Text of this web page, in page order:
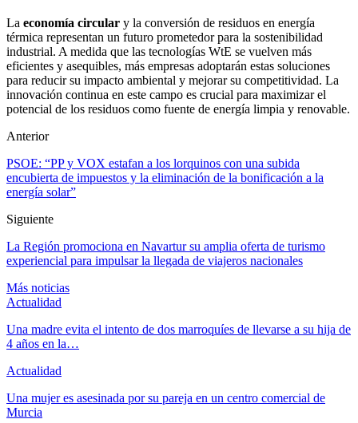
La economía circular y la conversión de residuos en energía
térmica representan un futuro prometedor para la sostenibilidad
industrial. A medida que las tecnologías WtE se vuelven más
eficientes y asequibles, más empresas adoptarán estas soluciones
para reducir su impacto ambiental y mejorar su competitividad. La
innovación continua en este campo es crucial para maximizar el
potencial de los residuos como fuente de energía limpia y renovable.
Anterior
PSOE: “PP y VOX estafan a los lorquinos con una subida
encubierta de impuestos y la eliminación de la bonificación a la
energía solar”
Siguiente
La Región promociona en Navartur su amplia oferta de turismo
experiencial para impulsar la llegada de viajeros nacionales
Más noticias
Actualidad
Una madre evita el intento de dos marroquíes de llevarse a su hija de
4 años en la…
Actualidad
Una mujer es asesinada por su pareja en un centro comercial de
Murcia